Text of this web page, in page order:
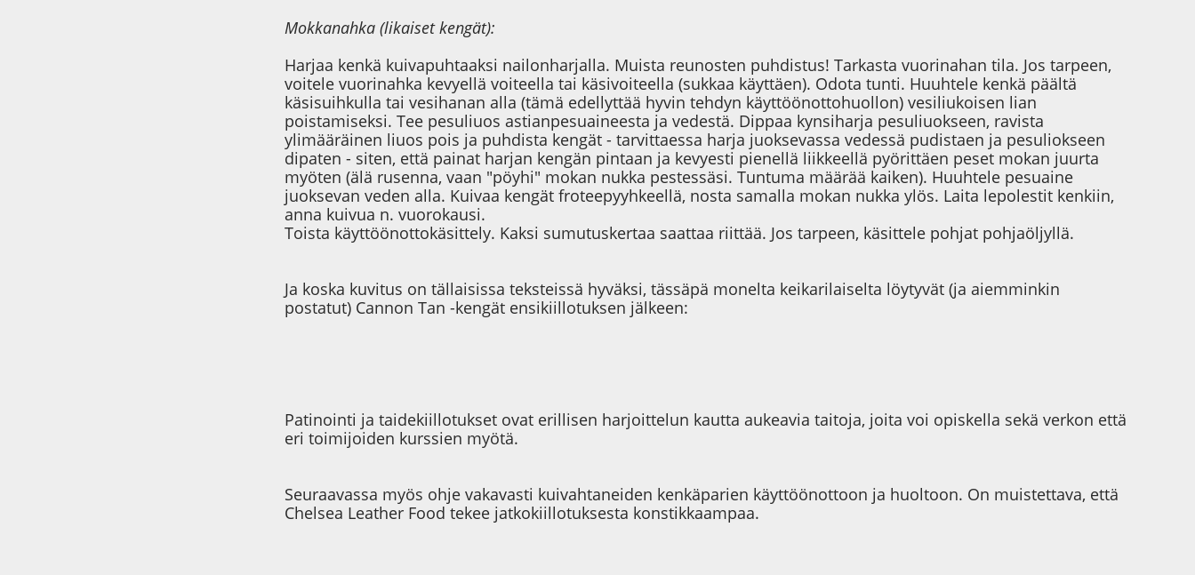
Mokkanahka (likaiset kengät):
Harjaa kenkä kuivapuhtaaksi nailonharjalla. Muista reunosten puhdistus! Tarkasta vuorinahan tila. Jos tarpeen,
voitele vuorinahka kevyellä voiteella tai käsivoiteella (sukkaa käyttäen). Odota tunti. Huuhtele kenkä päältä
käsisuihkulla tai vesihanan alla (tämä edellyttää hyvin tehdyn käyttöönottohuollon) vesiliukoisen lian
poistamiseksi. Tee pesuliuos astianpesuaineesta ja vedestä. Dippaa kynsiharja pesuliuokseen, ravista
ylimääräinen liuos pois ja puhdista kengät - tarvittaessa harja juoksevassa vedessä pudistaen ja pesuliokseen
dipaten - siten, että painat harjan kengän pintaan ja kevyesti pienellä liikkeellä pyörittäen peset mokan juurta
myöten (älä rusenna, vaan "pöyhi" mokan nukka pestessäsi. Tuntuma määrää kaiken). Huuhtele pesuaine
juoksevan veden alla. Kuivaa kengät froteepyyhkeellä, nosta samalla mokan nukka ylös. Laita lepolestit kenkiin,
anna kuivua n. vuorokausi.
Toista käyttöönottokäsittely. Kaksi sumutuskertaa saattaa riittää. Jos tarpeen, käsittele pohjat pohjaöljyllä.
Ja koska kuvitus on tällaisissa teksteissä hyväksi, tässäpä monelta keikarilaiselta löytyvät (ja aiemminkin
postatut) Cannon Tan -kengät ensikiillotuksen jälkeen:
Patinointi ja taidekiillotukset ovat erillisen harjoittelun kautta aukeavia taitoja, joita voi opiskella sekä verkon että
eri toimijoiden kurssien myötä.
Seuraavassa myös ohje vakavasti kuivahtaneiden kenkäparien käyttöönottoon ja huoltoon. On muistettava, että
Chelsea Leather Food tekee jatkokiillotuksesta konstikkaampaa.